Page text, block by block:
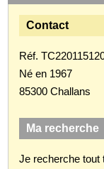
Contact
Réf.
Né en 1967
85300 Challans
Ma recherche
Je recherche tout